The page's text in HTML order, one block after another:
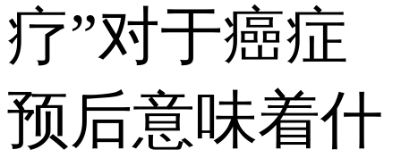
疗”对于癌症
预后意味着什